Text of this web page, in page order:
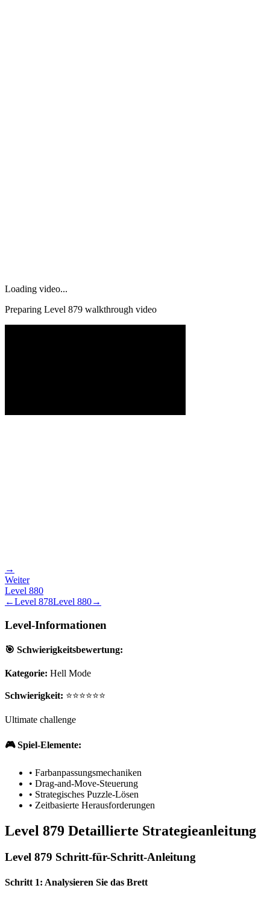
Loading video...
Preparing Level 879 walkthrough video
→
Weiter
Level 880
←Level 878Level 880→
Level-Informationen
🎯 Schwierigkeitsbewertung:
Kategorie: Hell Mode
Schwierigkeit: ⭐⭐⭐⭐⭐⭐
Ultimate challenge
🎮 Spiel-Elemente:
• Farbanpassungsmechaniken
• Drag-and-Move-Steuerung
• Strategisches Puzzle-Lösen
• Zeitbasierte Herausforderungen
Level 879 Detaillierte Strategieanleitung
Level 879 Schritt-für-Schritt-Anleitung
Schritt 1: Analysieren Sie das Brett